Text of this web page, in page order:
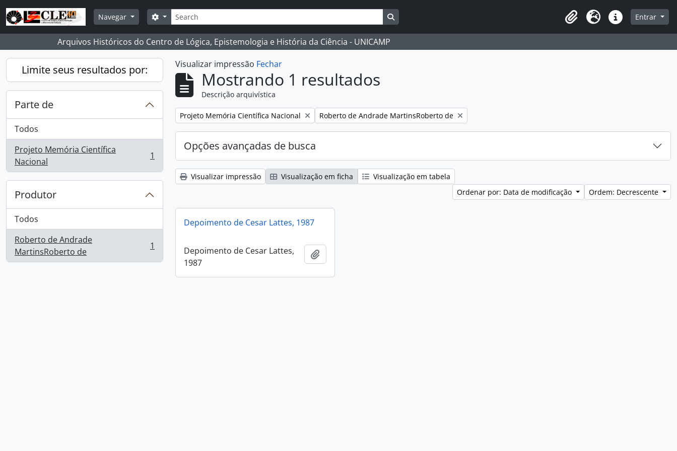
Skip to main content
Navegar
Buscar
Opções de busca
Clipboard
Idioma Atalhos Entrar
Arquivos Históricos do Centro de Lógica, Epistemologia e História da Ciência - UNICAMP
Limite seus resultados por:
Parte de
Todos
Projeto Memória Científica
Nacional
, 1 resultados 1
Produtor
Todos
Roberto de Andrade
MartinsRoberto de
, 1 resultados 1
Visualizar impressão Fechar
Mostrando 1 resultados
Descrição arquivística
Remover filtro:
Projeto Memória Científica Nacional Remover filtro:
Roberto de Andrade MartinsRoberto de
Opções avançadas de busca
Visualizar impressão Visualização em ficha
Visualização em tabela
Ordenar por: Data de modificação
Ordem: Decrescente
Depoimento de Cesar Lattes, 1987
Depoimento de Cesar Lattes,
1987